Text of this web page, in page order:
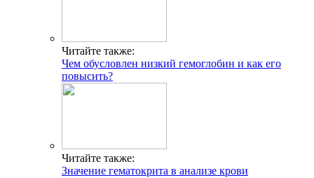
Читайте также:
Чем обусловлен низкий гемоглобин и как его
повысить?
Читайте также:
Значение гематокрита в анализе крови